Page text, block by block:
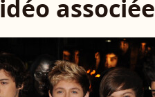
associée